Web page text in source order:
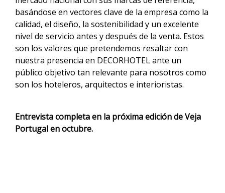
basándose en vectores clave de la empresa como la
calidad, el diseño, la sostenibilidad y un excelente
nivel de servicio antes y después de la venta. Estos
son los valores que pretendemos resaltar con
nuestra presencia en DECORHOTEL ante un
público objetivo tan relevante para nosotros como
son los hoteleros, arquitectos e interioristas.
Entrevista completa en la próxima edición de Veja
Portugal en octubre.